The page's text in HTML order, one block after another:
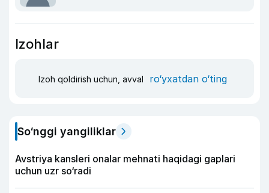
Izohlar
Izoh qoldirish uchun, avval ro‘yxatdan o‘ting
So‘nggi yangiliklar
Avstriya kansleri onalar mehnati haqidagi gaplari
uchun uzr so‘radi